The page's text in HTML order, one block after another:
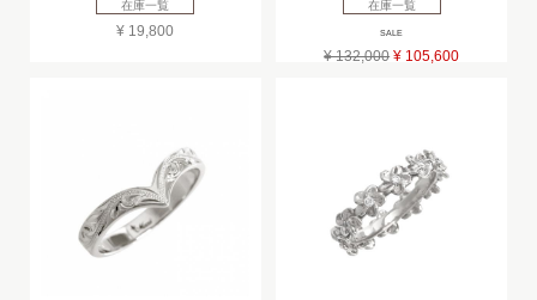
在庫一覧
¥ 19,800
在庫一覧
SALE
¥ 132,000 ¥ 105,600